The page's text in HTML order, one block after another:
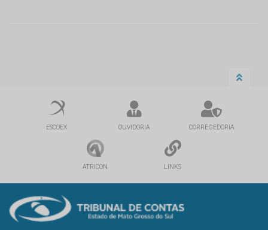
ESCOEX OUVIDORIA CORREGEDORIA
ATRICON LINKS